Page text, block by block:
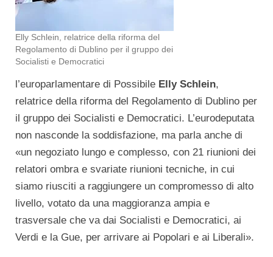
Elly Schlein, relatrice della riforma del
Regolamento di Dublino per il gruppo dei
Socialisti e Democratici
l’europarlamentare di Possibile Elly Schlein,
relatrice della riforma del Regolamento di Dublino per
il gruppo dei Socialisti e Democratici. L’eurodeputata
non nasconde la soddisfazione, ma parla anche di
«un negoziato lungo e complesso, con 21 riunioni dei
relatori ombra e svariate riunioni tecniche, in cui
siamo riusciti a raggiungere un compromesso di alto
livello, votato da una maggioranza ampia e
trasversale che va dai Socialisti e Democratici, ai
Verdi e la Gue, per arrivare ai Popolari e ai Liberali».